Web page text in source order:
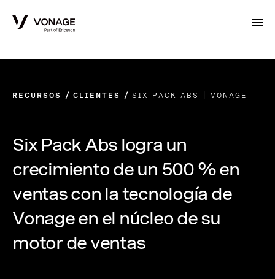
RECURSOS CLIENTES SIX PACK ABS | VONAGE
Six Pack Abs logra un
crecimiento de un 500 % en
ventas con la tecnología de
Vonage en el núcleo de su
motor de ventas